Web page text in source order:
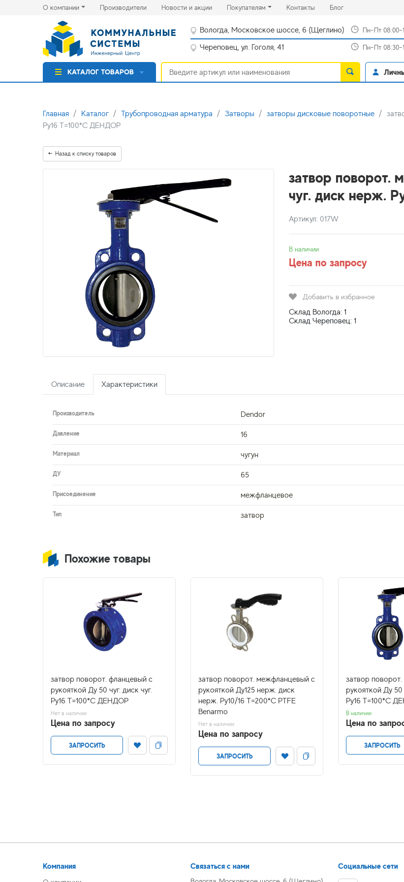
О компании Производители(current)Новости и акции(current)Покупателям Контакты(current)
Блог(current)
Вологда, Московское шоссе, 6 (Щеглино) Пн-Пт 08:00-
Череповец, ул. Гоголя, 41 Пн-Пт 08:30-
КАТАЛОГ ТОВАРОВ
Главная Каталог Трубопроводная арматура Затворы затворы дисковые поворотные
Ру16 Т=100*С ДЕНДОР
Назад к списку товаров
затвор поворот.
чуг. диск нерж.
Артикул: 017W
В наличии
Цена по запросу
Добавить в избранное
Склад Вологда: 1
Склад Череповец: 1
Описание Характеристики
Производитель Dendor
Давление 16
Материал чугун
ДУ 65
Присоединение межфланцевое
Тип затвор
Похожие товары
затвор поворот. фланцевый с
рукояткой Ду 50 чуг. диск чуг.
Ру16 Т=100*С ДЕНДОР
Нет в наличии
Цена по запросу
ЗАПРОСИТЬ
затвор поворот. межфланцевый с
рукояткой Ду125 нерж. диск
нерж. Ру10/16 Т=200*С PTFE
Benarmo
Нет в наличии
Цена по запросу
ЗАПРОСИТЬ
затвор
рукояткой Ду 50
Ру16 Т=100*С
В наличии
Цена по
ЗАПРОСИТЬ
Компания Связаться с нами Социальные сети